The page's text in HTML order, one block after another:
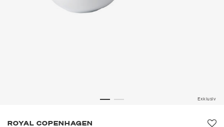
Exklusiv
ROYAL COPENHAGEN